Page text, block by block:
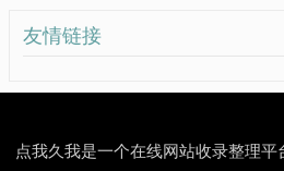
友情链接
点我久我是一个在线网站收录整理